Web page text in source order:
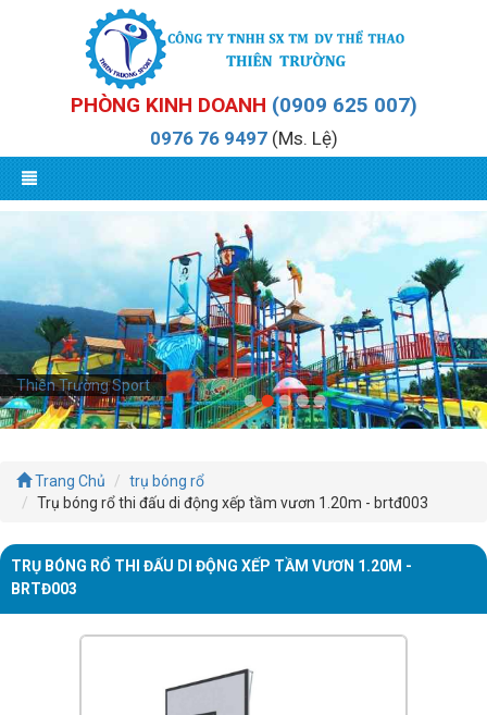
PHÒNG KINH DOANH (0909 625 007)
0976 76 9497(Ms. Lệ)
Thiên Trường Sport
Trang Chủ
trụ bóng rổ
Trụ bóng rổ thi đấu di động xếp tầm vươn 1.20m - brtđ003
TRỤ BÓNG RỔ THI ĐẤU DI ĐỘNG XẾP TẦM VƯƠN 1.20M -
BRTĐ003